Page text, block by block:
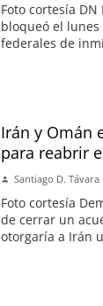
Foto cortesía
bloqueó el
federales de
Irán y Omán
para reabrir
Santiago D. Távara
Foto cortesía
de cerrar un
otorgaría a Irán